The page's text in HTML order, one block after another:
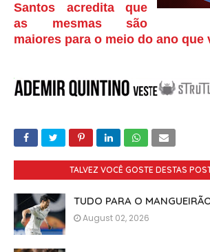
Santos acredita que
as mesmas são
maiores para o meio do ano que
TALVEZ VOCÊ GOSTE DESTAS
TUDO PARA O
August 02, 2026